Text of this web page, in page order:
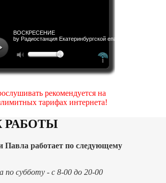
рекомендуется на
тарифах интернета!
РАБОТЫ
Павла работает по следующему
по субботу - с 8-00 до 20-00